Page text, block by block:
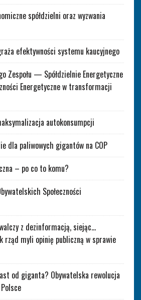
spółdzielni oraz wyzwania
efektywności systemu kaucyjnego
Zespołu — Spółdzielnie Energetyczne
Energetyczne w transformacji
autokonsumpcji
dla paliwowych gigantów na COP
– po co to komu?
Społeczności
z dezinformacją, siejąc…
rząd myli opinię publiczną w sprawie
od giganta? Obywatelska rewolucja